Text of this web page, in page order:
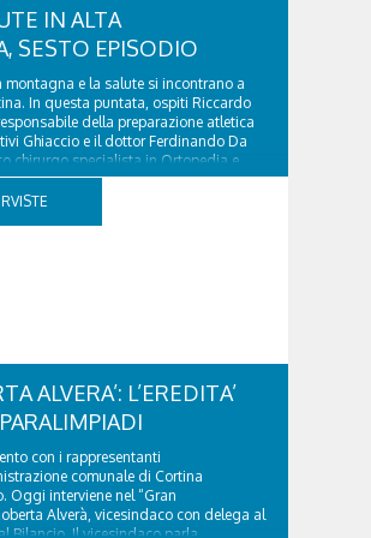
IN ALTA
SESTO EPISODIO
montagna e la salute si incontrano a
In questa puntata, ospiti Riccardo
della preparazione atletica
Ghiaccio e il dottor Ferdinando Da
chirurgo specialista in Ortopedia e
di Ospedale Cortina. GVM...
ALVERA’: L’EREDITA’
con i rappresentanti
comunale di Cortina
Oggi interviene nel “Gran
Alverà, vicesindaco con delega al
Bilancio. Il vicesindaco parla